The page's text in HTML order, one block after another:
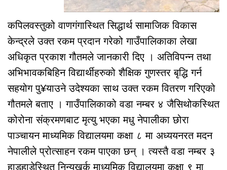
कपिलवस्तुको वाणगंगास्थित सिद्धार्थ सामाजिक विकास
केन्द्रले उक्त रकम प्रदान गरेको गाउँपालिकाका लेखा
अधिकृत प्रकाश गौतमले जानकारी दिए । अतिविपन्न तथा
अभिभावकबिहिन विद्यार्थीहरुको शैक्षिक गुणस्तर बृद्धि गर्न
सहयोग पु¥याउने उदेश्यका साथ उक्त रकम वितरण गरिएको
गौतमले बताए । गाउँपालिकाको वडा नम्बर ४ जैसिथोकस्थित
कोरोना संक्रमणबाट मृत्यु भएका मधु नेपालीका छोरा
पाञ्चायन माध्यमिक विद्यालयमा कक्षा ८ मा अध्ययनरत मदन
नेपालीले प्रोत्साहन रकम पाएका छन् । त्यस्तै वडा नम्बर ३
हाडहाडेस्थित निन्युखर्क माध्यमिक विद्यालयमा कक्षा ९ मा